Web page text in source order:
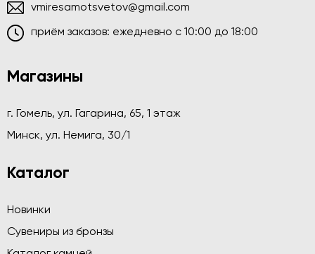
vmiresamotsvetov@gmail.com
приём заказов: ежедневно c 10:00 до 18:00
Магазины
г. Гомель, ул. Гагарина, 65, 1 этаж
Минск, ул. Немига, 30/1
Каталог
Новинки
Сувениры из бронзы